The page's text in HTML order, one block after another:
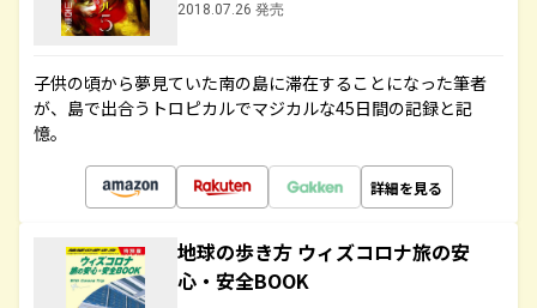
2018.07.26 発売
子供の頃から夢見ていた南の島に滞在することになった筆者
が、島で出合うトロピカルでマジカルな45日間の記録と記
憶。
詳細を見る
地球の歩き方 ウィズコロナ旅の安
心・安全BOOK